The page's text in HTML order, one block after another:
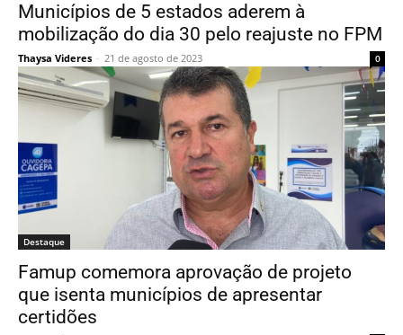
Municípios de 5 estados aderem à
mobilização do dia 30 pelo reajuste no FPM
Thaysa Videres - 21 de agosto de 2023 0
Destaque
Famup comemora aprovação de projeto
que isenta municípios de apresentar
certidões